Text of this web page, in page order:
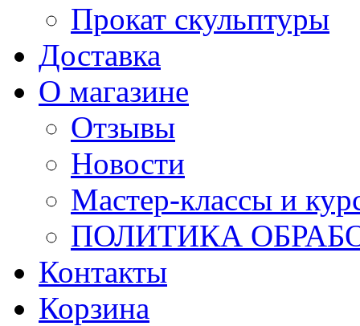
Прокат скульптуры
Доставка
О магазине
Отзывы
Новости
Мастер-классы и
ПОЛИТИКА
Контакты
Корзина